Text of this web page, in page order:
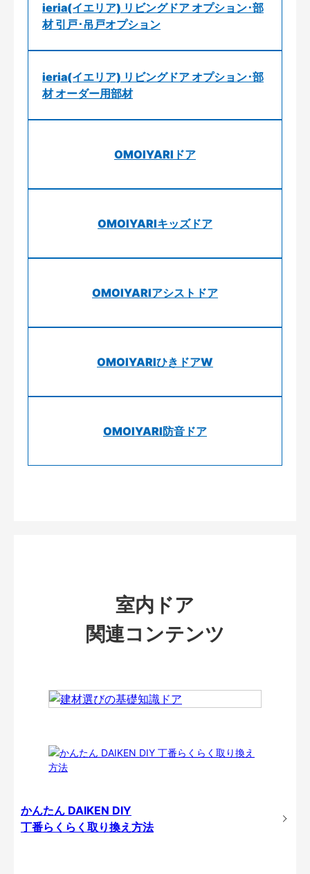
ieria(イエリア) リビングドア オプション･部
材 引戸･吊戸オプション
ieria(イエリア) リビングドア オプション･部
材 オーダー用部材
OMOIYARIドア
OMOIYARIキッズドア
OMOIYARIアシストドア
OMOIYARIひきドアW
OMOIYARI防音ドア
室内ドア
関連コンテンツ
かんたん DAIKEN DIY
丁番らくらく取り換え方法